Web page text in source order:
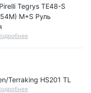
Tegrys TE48-S
M+S Руль
Terraking HS201 TL